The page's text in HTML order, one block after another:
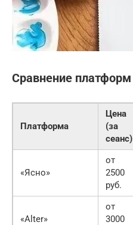
Сравнение платформ
Платформа
Цена
(за
сеанс)
«Ясно»
от
2500
руб.
«Alter»
от
3000